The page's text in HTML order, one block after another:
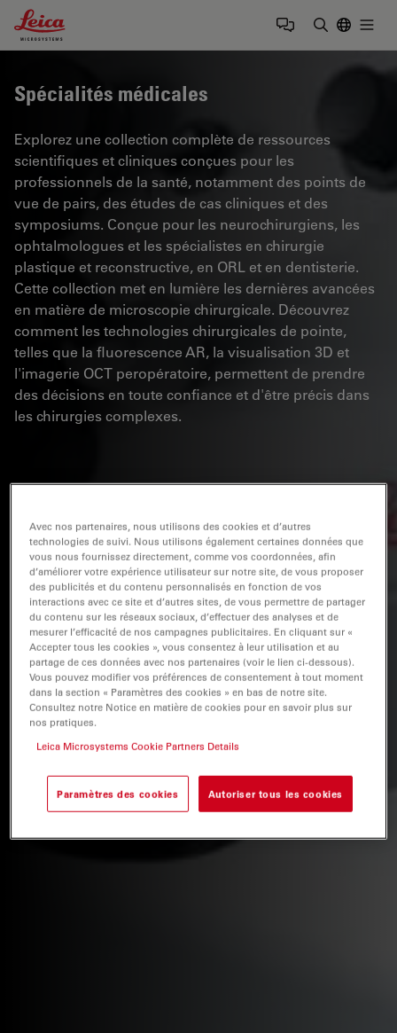
Leica Microsystems Logo
Spécialités médicales
Explorez une collection complète de ressources
scientifiques et cliniques conçues pour les
professionnels de la santé, notamment des points de
vue de pairs, des études de cas cliniques et des
symposiums. Conçue pour les neurochirurgiens, les
ophtalmologues et les spécialistes en chirurgie
plastique et reconstructive, en ORL et en dentisterie.
Cette collection met en lumière les dernières avancées
en matière de microscopie chirurgicale. Découvrez
comment les technologies chirurgicales de pointe,
telles que la fluorescence AR, la visualisation 3D et
l'imagerie OCT peropératoire, permettent de prendre
des décisions en toute confiance et d'être précis dans
les chirurgies complexes.
Avec nos partenaires, nous utilisons des cookies et d’autres
technologies de suivi. Nous utilisons également certaines données que
vous nous fournissez directement, comme vos coordonnées, afin
d’améliorer votre expérience utilisateur sur notre site, de vous proposer
des publicités et du contenu personnalisés en fonction de vos
interactions avec ce site et d’autres sites, de vous permettre de partager
du contenu sur les réseaux sociaux, d’effectuer des analyses et de
mesurer l’efficacité de nos campagnes publicitaires. En cliquant sur «
Accepter tous les cookies », vous consentez à leur utilisation et au
partage de ces données avec nos partenaires (voir le lien ci-dessous).
Vous pouvez modifier vos préférences de consentement à tout moment
dans la section « Paramètres des cookies » en bas de notre site.
Consultez notre Notice en matière de cookies pour en savoir plus sur
nos pratiques.
Leica Microsystems Cookie Partners Details
Paramètres des cookies Autoriser tous les cookies